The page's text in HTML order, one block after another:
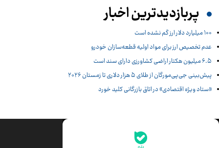
پربازدیدترین اخبار
۱۰۰ میلیارد دلار ارز گم نشده است
عدم تخصیص ارز برای مواد اولیه قطعه‌سازان خودرو
۶.۵ میلیون هکتار اراضی کشاورزی دارای سند است
پیش‌بینی جی‌پی‌مورگان از طلای ۵ هزار دلاری تا زمستان ۲۰۲۶
«ستاد ویژه اقتصادی» در اتاق بازرگانی کلید خورد
جدیدترین قیمت‌ها